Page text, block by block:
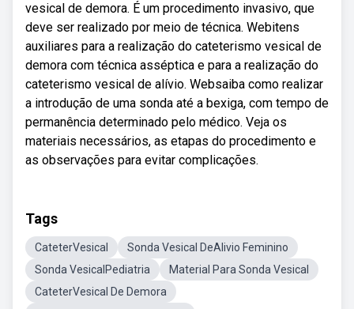
vesical de demora. É um procedimento invasivo, que
deve ser realizado por meio de técnica. Webitens
auxiliares para a realização do cateterismo vesical de
demora com técnica asséptica e para a realização do
cateterismo vesical de alívio. Websaiba como realizar
a introdução de uma sonda até a bexiga, com tempo de
permanência determinado pelo médico. Veja os
materiais necessários, as etapas do procedimento e
as observações para evitar complicações.
Tags
CateterVesical
Sonda Vesical DeAlivio Feminino
Sonda VesicalPediatria
Material Para Sonda Vesical
CateterVesical De Demora